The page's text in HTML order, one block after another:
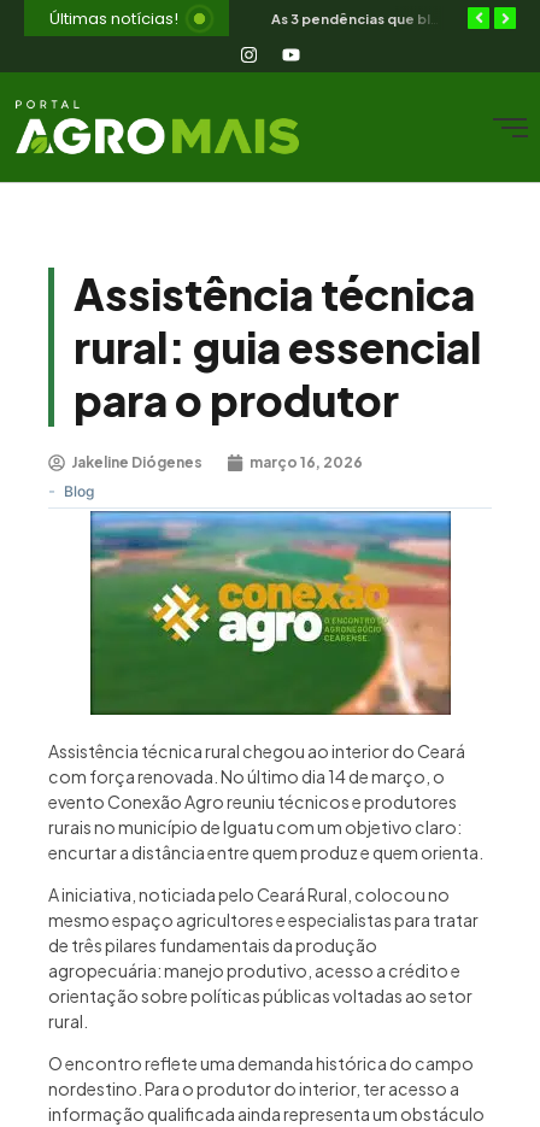
Últimas notícias!
Assistência técnica
rural: guia essencial
para o produtor
Jakeline Diógenes março 16, 2026
- Blog
Assistência técnica rural chegou ao interior do Ceará
com força renovada. No último dia 14 de março, o
evento Conexão Agro reuniu técnicos e produtores
rurais no município de Iguatu com um objetivo claro:
encurtar a distância entre quem produz e quem orienta.
A iniciativa, noticiada pelo Ceará Rural, colocou no
mesmo espaço agricultores e especialistas para tratar
de três pilares fundamentais da produção
agropecuária: manejo produtivo, acesso a crédito e
orientação sobre políticas públicas voltadas ao setor
rural.
O encontro reflete uma demanda histórica do campo
nordestino. Para o produtor do interior, ter acesso a
informação qualificada ainda representa um obstáculo